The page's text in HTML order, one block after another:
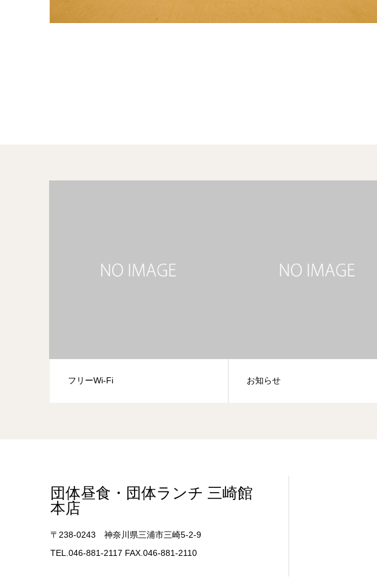
フリーWi-Fi お知らせ
団体昼食・団体ランチ 三崎館
本店
〒238-0243 神奈川県三浦市三崎5-2-9
TEL.046-881-2117 FAX.046-881-2110